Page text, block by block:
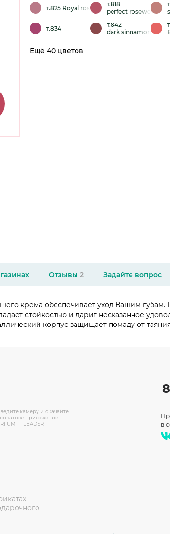
т.825 Royal rose
т.818
perfect rosewood
т.834
т.842
dark sinnamon
Ещё 40 цветов
Отзывы 2 Задайте вопрос
крема обеспечивает уход Вашим губам.
стойкостью и дарит несказанное
корпус защищает помаду от
камеру и скачайте
приложение
— LEADER
в